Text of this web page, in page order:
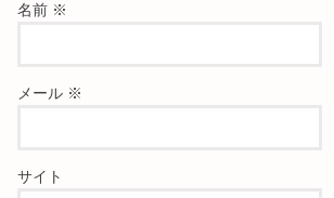
名前 ※
メール ※
サイト